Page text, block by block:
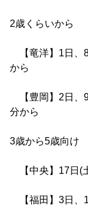
2歳くらいから
【竜洋】1日、
から
【豊岡】2日、
分から
3歳から5歳向け
【中央】17日(
【福田】3日、